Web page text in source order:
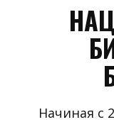
КАРЬЕРА
НОВОСТИ
Начиная с